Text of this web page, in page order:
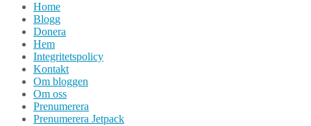
Home
Blogg
Donera
Hem
Integritetspolicy
Kontakt
Om bloggen
Om oss
Prenumerera
Prenumerera Jetpack